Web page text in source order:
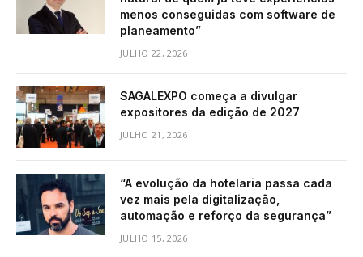
menos conseguidas com software de
planeamento”
JULHO 22, 2026
SAGALEXPO começa a divulgar
expositores da edição de 2027
JULHO 21, 2026
“A evolução da hotelaria passa cada
vez mais pela digitalização,
automação e reforço da segurança”
JULHO 15, 2026